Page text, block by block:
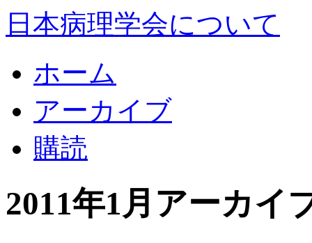
日本病理学会について
ホーム
アーカイブ
購読
2011年1月アーカイ